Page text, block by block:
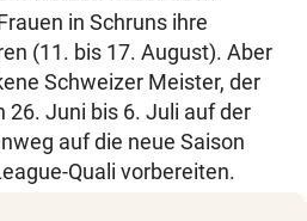
in Schruns ihre
(11. bis 17. August). Aber
Schweizer Meister, der
26. Juni bis 6. Juli auf der
auf die neue Saison
Quali vorbereiten.